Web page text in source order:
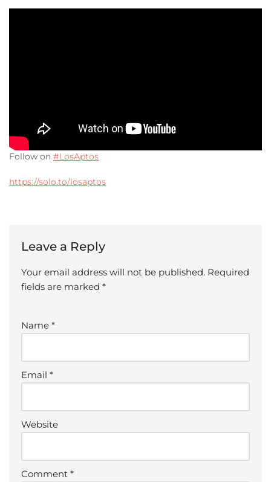
Follow on #LosAptos
https://solo.to/losaptos
Leave a Reply
Your email address will not be published. Required
fields are marked *
Name *
Email *
Website
Comment *